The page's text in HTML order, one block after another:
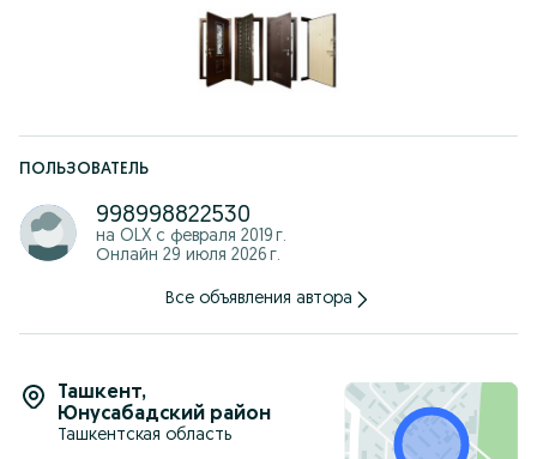
ПОЛЬЗОВАТЕЛЬ
998998822530
на OLX с февраля 2019 г.
Онлайн 29 июля 2026 г.
Все объявления автора
Ташкент,
Юнусабадский район
Ташкентская область